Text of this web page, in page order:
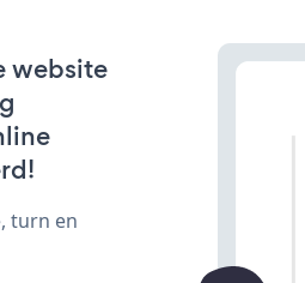
website
turn en